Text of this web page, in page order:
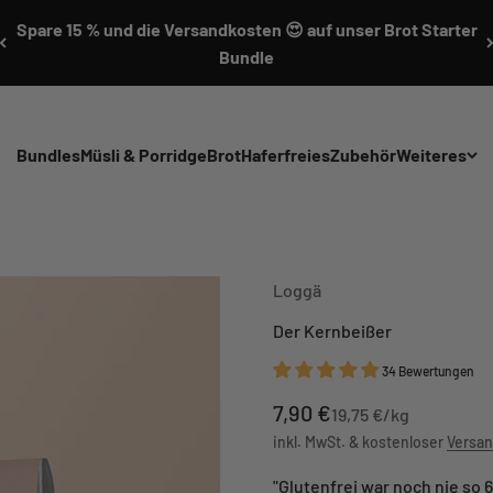
Spare 15 % und die Versandkosten 😍 auf unser Brot Starter
Bundle
BundlesMüsli & PorridgeBrotHaferfreiesZubehörWeiteres
Loggä
Der Kernbeißer
34 Bewertungen
Angebot
7,90 €19,75 €/kg
inkl. MwSt. & kostenloser
"Glutenfrei war noch nie so